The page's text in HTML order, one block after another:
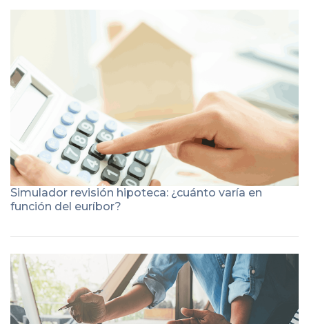
Simulador revisión hipoteca: ¿cuánto varía en
función del euríbor?